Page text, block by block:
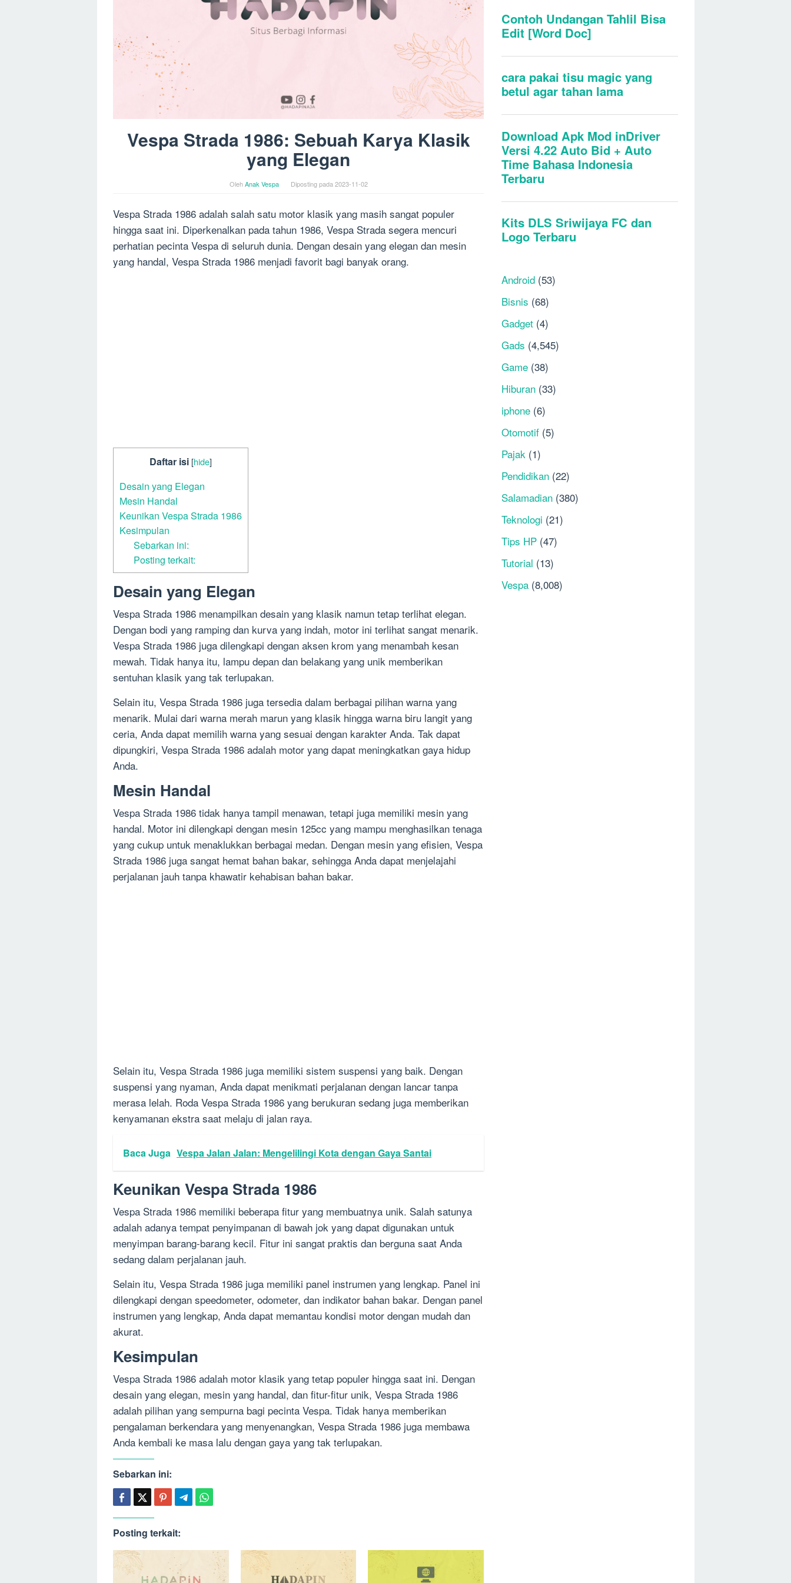
Vespa Strada 1986: Sebuah Karya Klasik
yang Elegan
OlehAnak Vespa Diposting pada2023-11-02
Vespa Strada 1986 adalah salah satu motor klasik yang masih sangat populer
hingga saat ini. Diperkenalkan pada tahun 1986, Vespa Strada segera mencuri
perhatian pecinta Vespa di seluruh dunia. Dengan desain yang elegan dan mesin
yang handal, Vespa Strada 1986 menjadi favorit bagi banyak orang.
Daftar isi [hide]
Desain yang Elegan
Mesin Handal
Keunikan Vespa Strada 1986
Kesimpulan
Sebarkan ini:
Posting terkait:
Desain yang Elegan
Vespa Strada 1986 menampilkan desain yang klasik namun tetap terlihat elegan.
Dengan bodi yang ramping dan kurva yang indah, motor ini terlihat sangat menarik.
Vespa Strada 1986 juga dilengkapi dengan aksen krom yang menambah kesan
mewah. Tidak hanya itu, lampu depan dan belakang yang unik memberikan
sentuhan klasik yang tak terlupakan.
Selain itu, Vespa Strada 1986 juga tersedia dalam berbagai pilihan warna yang
menarik. Mulai dari warna merah marun yang klasik hingga warna biru langit yang
ceria, Anda dapat memilih warna yang sesuai dengan karakter Anda. Tak dapat
dipungkiri, Vespa Strada 1986 adalah motor yang dapat meningkatkan gaya hidup
Anda.
Mesin Handal
Vespa Strada 1986 tidak hanya tampil menawan, tetapi juga memiliki mesin yang
handal. Motor ini dilengkapi dengan mesin 125cc yang mampu menghasilkan tenaga
yang cukup untuk menaklukkan berbagai medan. Dengan mesin yang efisien, Vespa
Strada 1986 juga sangat hemat bahan bakar, sehingga Anda dapat menjelajahi
perjalanan jauh tanpa khawatir kehabisan bahan bakar.
Selain itu, Vespa Strada 1986 juga memiliki sistem suspensi yang baik. Dengan
suspensi yang nyaman, Anda dapat menikmati perjalanan dengan lancar tanpa
merasa lelah. Roda Vespa Strada 1986 yang berukuran sedang juga memberikan
kenyamanan ekstra saat melaju di jalan raya.
Baca Juga Vespa Jalan Jalan: Mengelilingi Kota dengan Gaya Santai
Keunikan Vespa Strada 1986
Vespa Strada 1986 memiliki beberapa fitur yang membuatnya unik. Salah satunya
adalah adanya tempat penyimpanan di bawah jok yang dapat digunakan untuk
menyimpan barang-barang kecil. Fitur ini sangat praktis dan berguna saat Anda
sedang dalam perjalanan jauh.
Selain itu, Vespa Strada 1986 juga memiliki panel instrumen yang lengkap. Panel ini
dilengkapi dengan speedometer, odometer, dan indikator bahan bakar. Dengan panel
instrumen yang lengkap, Anda dapat memantau kondisi motor dengan mudah dan
akurat.
Kesimpulan
Vespa Strada 1986 adalah motor klasik yang tetap populer hingga saat ini. Dengan
desain yang elegan, mesin yang handal, dan fitur-fitur unik, Vespa Strada 1986
adalah pilihan yang sempurna bagi pecinta Vespa. Tidak hanya memberikan
pengalaman berkendara yang menyenangkan, Vespa Strada 1986 juga membawa
Anda kembali ke masa lalu dengan gaya yang tak terlupakan.
Sebarkan ini:
Posting terkait:
Android (53)
Bisnis (68)
Gadget (4)
Gads (4,545)
Game (38)
Hiburan (33)
iphone (6)
Otomotif (5)
Pajak (1)
Pendidikan (22)
Salamadian (380)
Teknologi (21)
Tips HP (47)
Tutorial (13)
Vespa (8,008)